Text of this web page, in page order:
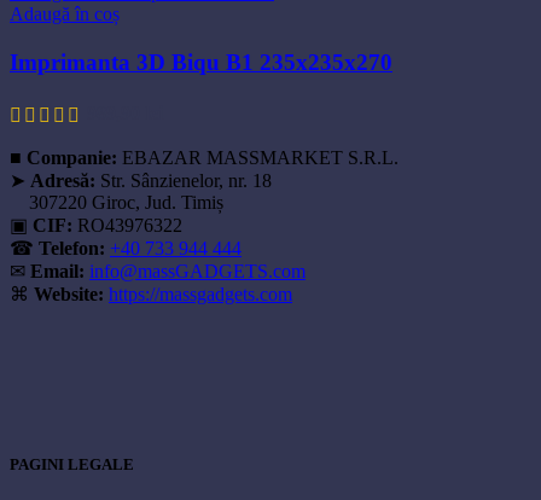
Adaugă în coș
Imprimanta 3D Biqu B1 235x235x270
■ Companie: EBAZAR MASSMARKET S.R.L.
➤ Adresă: Str. Sânzienelor, nr. 18
307220 Giroc, Jud. Timiș
▣ CIF: RO43976322
☎ Telefon: +40 733 944 444
✉ Email: info@massGADGETS.com
⌘ Website: https://massgadgets.com
PAGINI LEGALE